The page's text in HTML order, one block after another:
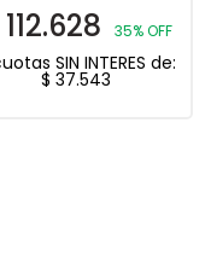
112.628 35% OFF
SIN INTERES de:
$ 37.543